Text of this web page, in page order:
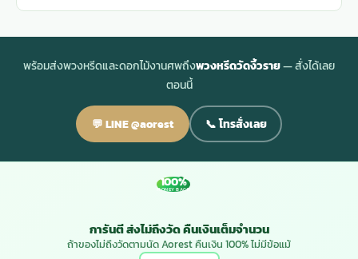
พร้อมส่งพวงหรีดและดอกไม้งานศพถึงพวงหรีดวัดงิ้วราย— สั่งได้เลย
ตอนนี้
💬 LINE @aorest 📞 โทรสั่งเลย
100%
MONEY BACK
การันตี ส่งไม่ถึงวัด คืนเงินเต็มจำนวน
ถ้าของไม่ถึงวัดตามนัด Aorest คืนเงิน 100% ไม่มีข้อแม้